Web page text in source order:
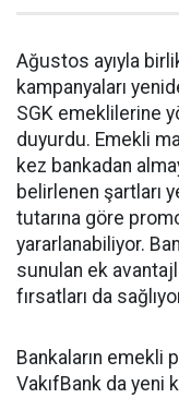
Ağustos ayıyla
kampanyaları
SGK emeklilerine
duyurdu. Emekli
kez bankadan
belirlenen şartları
tutarına göre
yararlanabiliyor.
sunulan ek
fırsatları da
Bankaların emekli
VakıfBank da yeni